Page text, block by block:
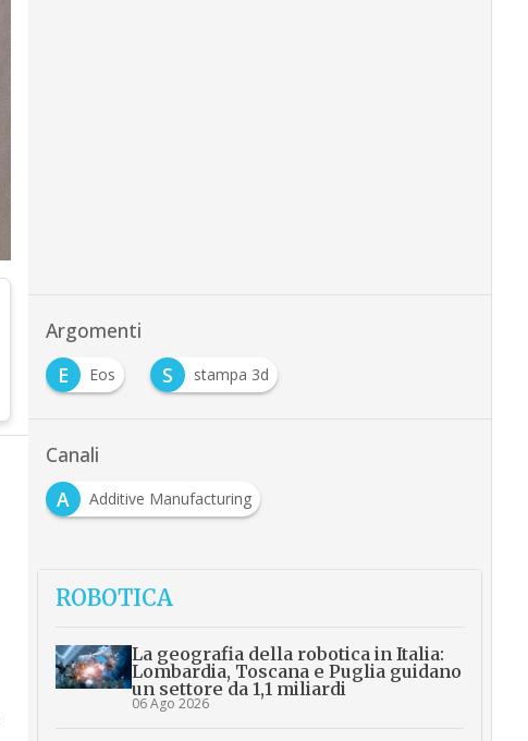
Argomenti
E
Eos S stampa 3d
Canali
A
Additive Manufacturing
ROBOTICA
La geografia della robotica in Italia:
Lombardia, Toscana e Puglia guidano
un settore da 1,1 miliardi
06 Ago 2026